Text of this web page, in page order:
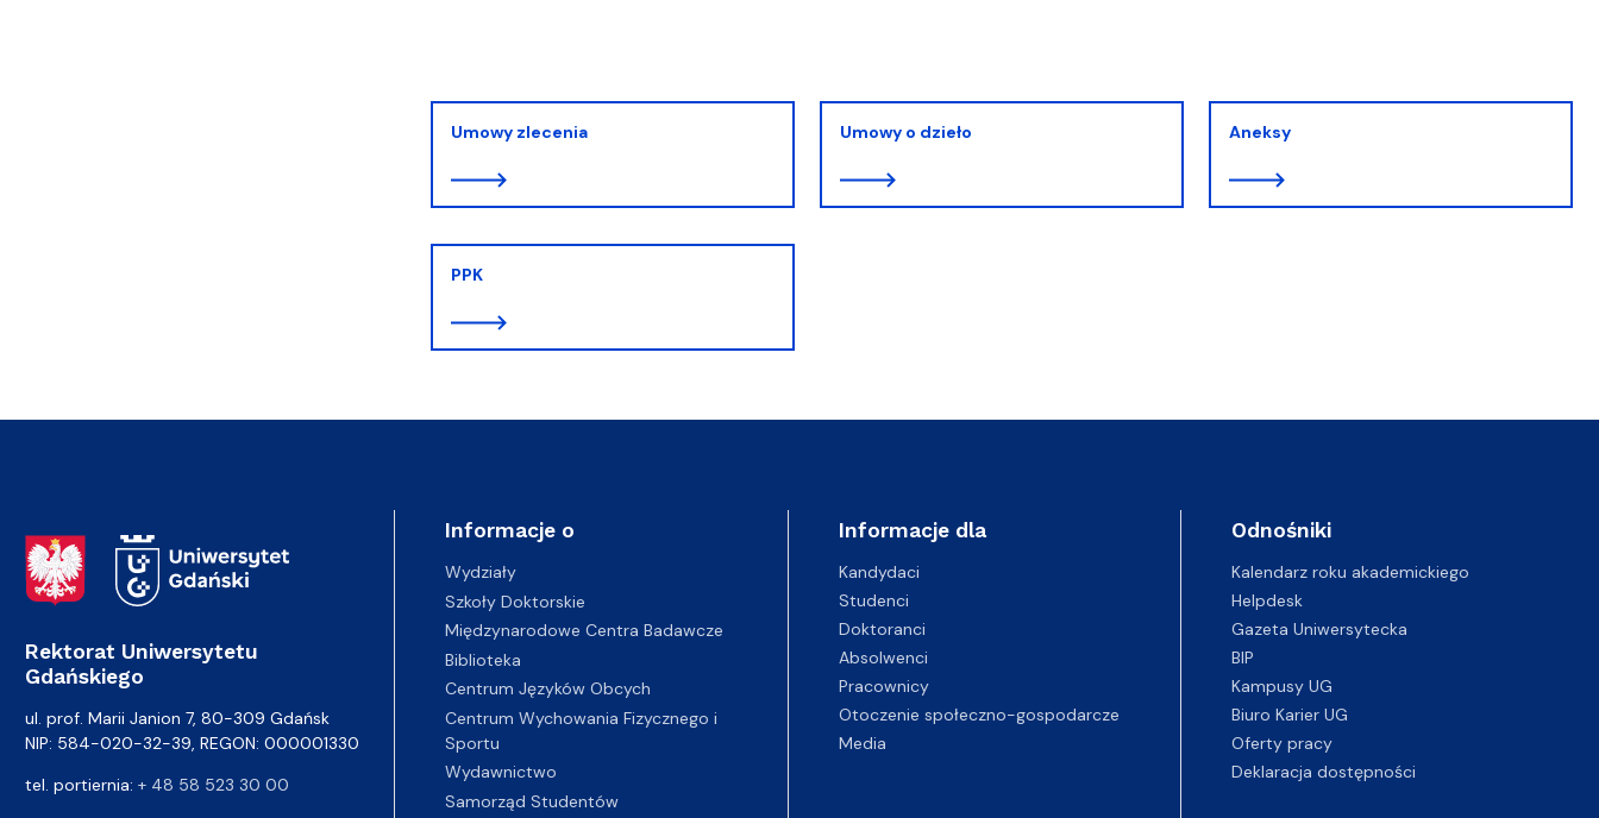
Umowy zlecenia Umowy o dzieło Aneksy
PPK
Adres Rektoratu
Rektorat Uniwersytetu
Gdańskiego
ul. prof. Marii Janion 7, 80-309 Gdańsk
NIP: 584-020-32-39, REGON: 000001330
tel. portiernia: + 48 58 523 30 00
Informacje o
Wydziały
Szkoły Doktorskie
Międzynarodowe Centra Badawcze
Biblioteka
Centrum Języków Obcych
Centrum Wychowania Fizycznego i
Sportu
Wydawnictwo
Samorząd Studentów
Informacje dla
Kandydaci
Studenci
Doktoranci
Absolwenci
Pracownicy
Otoczenie społeczno-gospodarcze
Media
Odnośniki
Kalendarz roku akademickiego
Helpdesk
Gazeta Uniwersytecka
BIP
Kampusy UG
Biuro Karier UG
Oferty pracy
Deklaracja dostępności